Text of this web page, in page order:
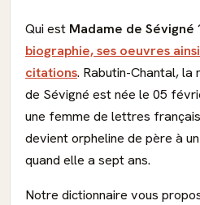
Qui est Madame de Sévigné
biographie, ses oeuvres
citations. Rabutin-Chantal, la
de Sévigné est née le 05
une femme de lettres
devient orpheline de père à
quand elle a sept ans.
Notre dictionnaire vous